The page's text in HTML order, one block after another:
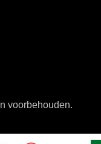
voorbehouden.